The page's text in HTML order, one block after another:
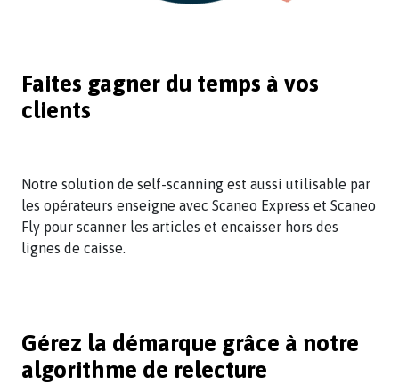
Faites gagner du temps à vos
clients
Notre solution de self-scanning est aussi utilisable par
les opérateurs enseigne avec Scaneo Express et Scaneo
Fly pour scanner les articles et encaisser hors des
lignes de caisse.
Gérez la démarque grâce à notre
algorithme de relecture